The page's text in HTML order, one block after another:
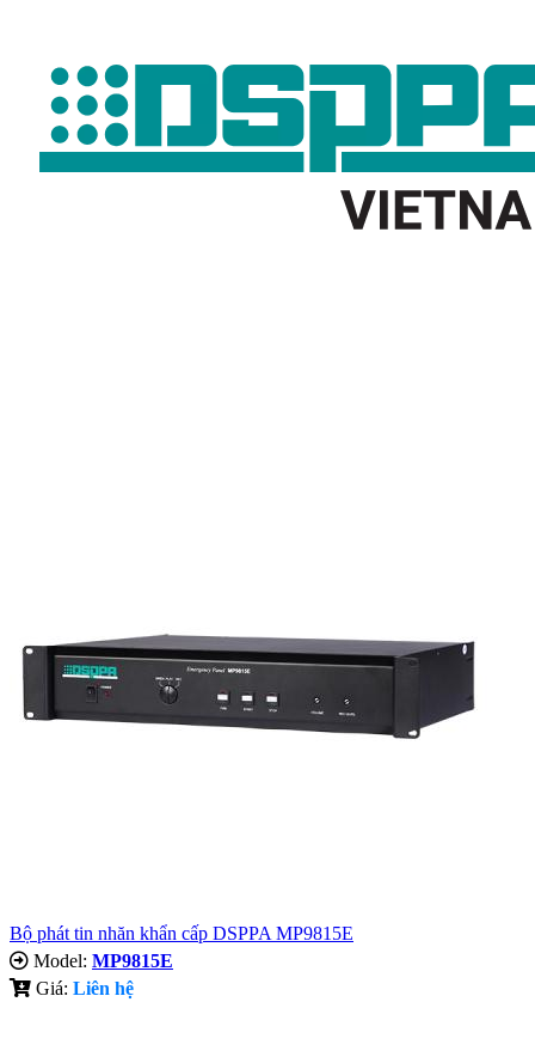
Bộ phát tin nhăn khẩn cấp DSPPA MP9815E
Model: MP9815E
Giá: Liên hệ